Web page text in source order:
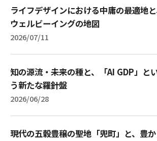
ライフデザインにおける中庸の最適地と
ウェルビーイングの地図
2026/07/11
知の源流・未来の種と、「AI GDP」と
う新たな羅針盤
2026/06/28
現代の五穀豊穣の聖地「兜町」と、豊